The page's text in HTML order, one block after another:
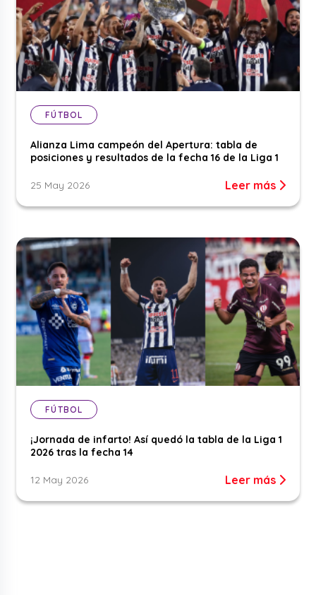
FÚTBOL
Alianza Lima campeón del Apertura: tabla de
posiciones y resultados de la fecha 16 de la Liga 1
25 May 2026 Leer más
FÚTBOL
¡Jornada de infarto! Así quedó la tabla de la Liga 1
2026 tras la fecha 14
12 May 2026 Leer más